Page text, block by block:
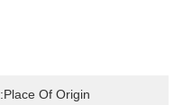
Place Of Origin: